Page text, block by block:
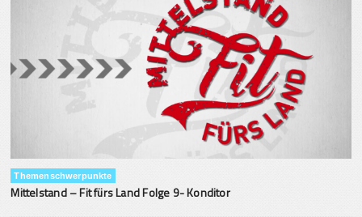
Themenschwerpunkte
Mittelstand – Fit fürs Land Folge 9- Konditor